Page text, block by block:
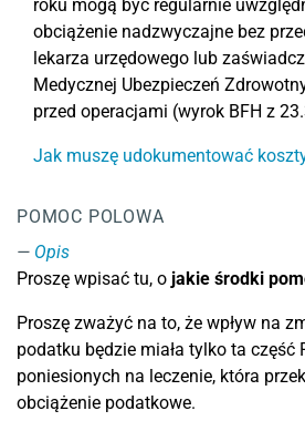
roku mogą być regularnie
obciążenie nadzwyczajne bez
lekarza urzędowego lub
Medycznej Ubezpieczeń
przed operacjami (wyrok BFH z
Jak muszę udokumentować
POMOC POLOWA
Opis
Proszę wpisać tu, o jakie środki
Proszę zważyć na to, że wpływ na
podatku będzie miała tylko ta
poniesionych na leczenie, która
obciążenie podatkowe.